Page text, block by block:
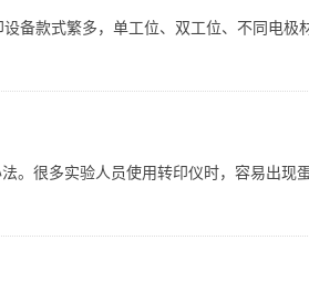
备款式繁多，单工位、双工位、不同电极
。很多实验人员使用转印仪时，容易出现